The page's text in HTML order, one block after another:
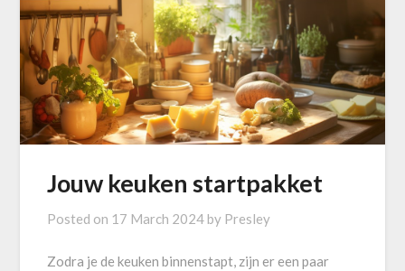
Jouw keuken startpakket
Posted on 17 March 2024 by Presley
Zodra je de keuken binnenstapt, zijn er een paar